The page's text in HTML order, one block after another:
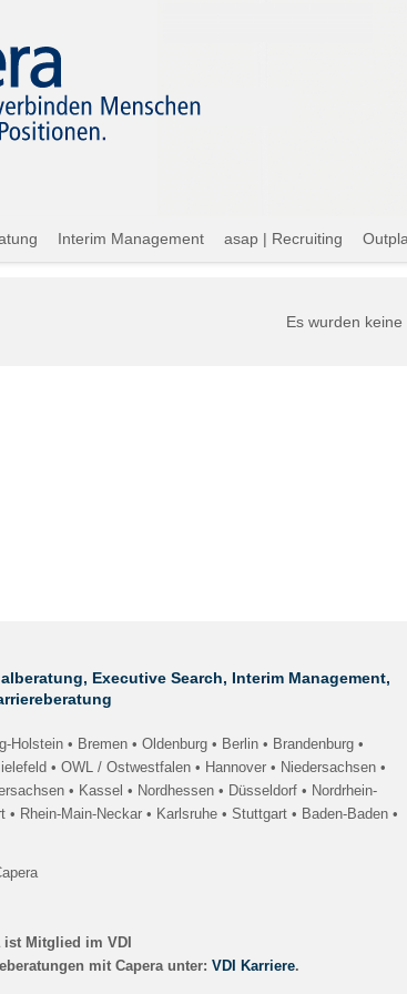
Interim Management asap | Recruiting
Es wurden keine
Executive Search, Interim Management,
Holstein • Bremen • Oldenburg • Berlin • Brandenburg •
• OWL / Ostwestfalen • Hannover • Niedersachsen •
• Kassel • Nordhessen • Düsseldorf • Nordrhein-
• Rhein-Main-Neckar • Karlsruhe • Stuttgart • Baden-Baden •
ist Mitglied im VDI
mit Capera unter:VDI Karriere.